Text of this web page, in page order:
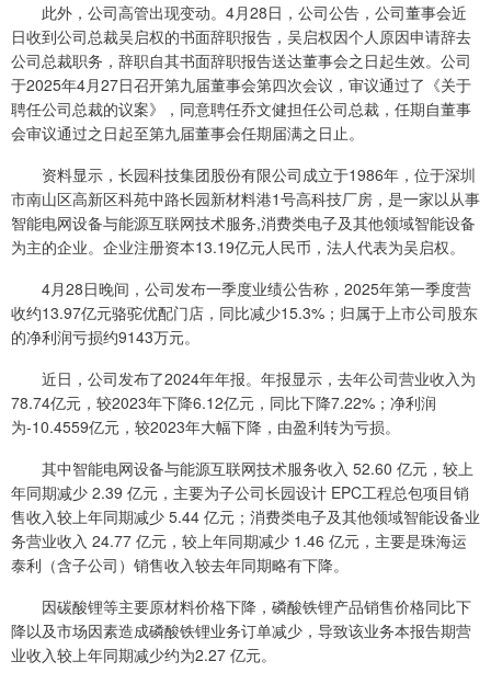
此外，公司高管出现变动。4月28日，公司公告，公司董事会近
日收到公司总裁吴启权的书面辞职报告，吴启权因个人原因申请辞去
公司总裁职务，辞职自其书面辞职报告送达董事会之日起生效。公司
于2025年4月27日召开第九届董事会第四次会议，审议通过了《关于
聘任公司总裁的议案》，同意聘任乔文健担任公司总裁，任期自董事
会审议通过之日起至第九届董事会任期届满之日止。
资料显示，长园科技集团股份有限公司成立于1986年，位于深圳
市南山区高新区科苑中路长园新材料港1号高科技厂房，是一家以从事
智能电网设备与能源互联网技术服务,消费类电子及其他领域智能设备
为主的企业。企业注册资本13.19亿元人民币，法人代表为吴启权。
4月28日晚间，公司发布一季度业绩公告称，2025年第一季度营
收约13.97亿元骆驼优配门店，同比减少15.3%；归属于上市公司股东
的净利润亏损约9143万元。
近日，公司发布了2024年年报。年报显示，去年公司营业收入为
78.74亿元，较2023年下降6.12亿元，同比下降7.22%；净利润
为-10.4559亿元，较2023年大幅下降，由盈利转为亏损。
其中智能电网设备与能源互联网技术服务收入 52.60 亿元，较上
年同期减少 2.39 亿元，主要为子公司长园设计 EPC工程总包项目销
售收入较上年同期减少 5.44 亿元；消费类电子及其他领域智能设备业
务营业收入 24.77 亿元，较上年同期减少 1.46 亿元，主要是珠海运
泰利（含子公司）销售收入较去年同期略有下降。
因碳酸锂等主要原材料价格下降，磷酸铁锂产品销售价格同比下
降以及市场因素造成磷酸铁锂业务订单减少，导致该业务本报告期营
业收入较上年同期减少约为2.27 亿元。